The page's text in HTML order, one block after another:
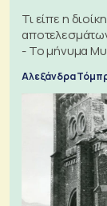
Τι είπε η
- Το μήνυμα
Αλεξάνδρα